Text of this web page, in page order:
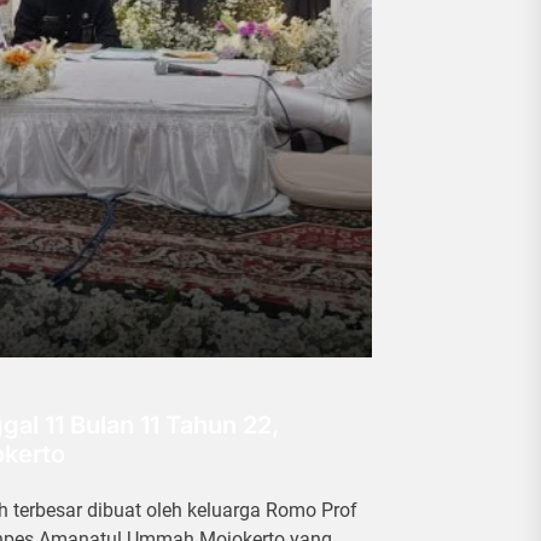
terbesar dibuat oleh keluarga Romo Prof